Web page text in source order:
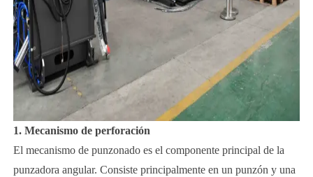
1. Mecanismo de perforación
El mecanismo de punzonado es el componente principal de la
punzadora angular. Consiste principalmente en un punzón y una